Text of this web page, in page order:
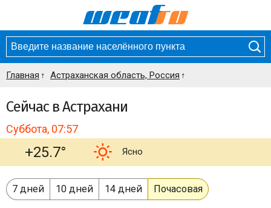
Главная Астраханская область, Россия
Сейчас в Астрахани
Суббота, 07:57
+25.7° Ясно
7 дней 10 дней 14 дней Почасовая